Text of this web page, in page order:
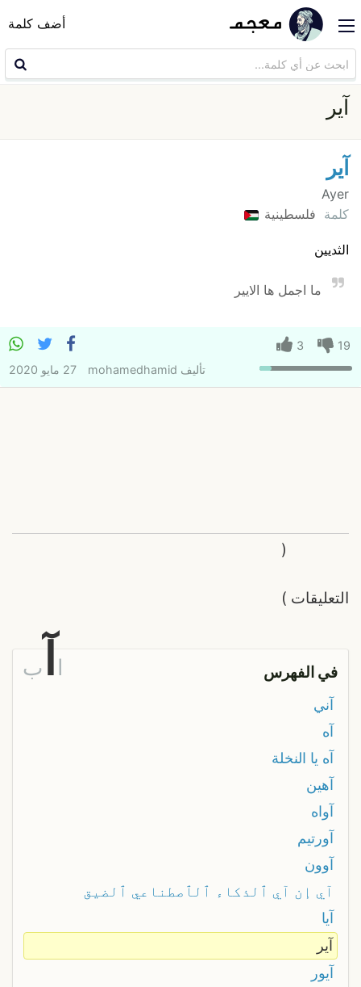
أضف كلمة
آير
آير
Ayer
كلمة فلسطينية
الثديين
ما اجمل ها الايير
19
3
تأليف mohamedhamid 27 مايو 2020
التعليقات
(
)
في الفهرس ا ب
آني
آه
آه يا النخلة
آهين
آواه
آورتيم
آوون
آي إن آي ٱلذكاء ٱلٱصطناعي ٱلضيق
آيا
آير
آيور